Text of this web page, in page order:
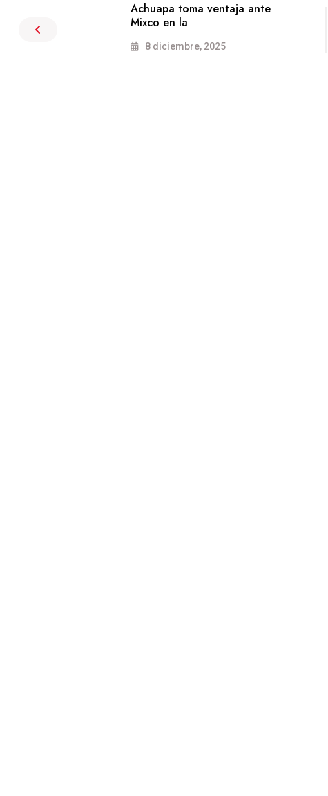
Achuapa toma ventaja ante
Mixco en la
8 diciembre, 2025